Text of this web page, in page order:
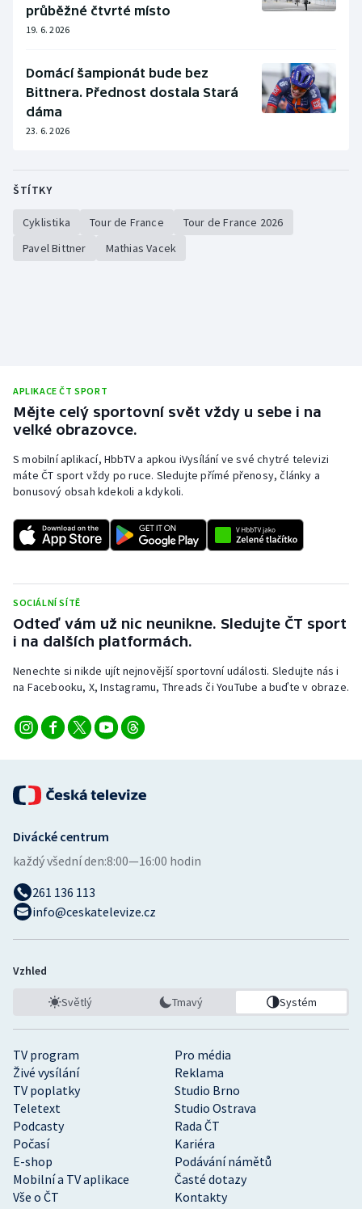
průběžné čtvrté místo
19. 6. 2026
Domácí šampionát bude bez
Bittnera. Přednost dostala Stará
dáma
23. 6. 2026
ŠTÍTKY
Cyklistika Tour de France
Tour de France 2026
Pavel Bittner
Mathias Vacek
APLIKACE ČT SPORT
Mějte celý sportovní svět vždy u sebe i na
velké obrazovce.
S mobilní aplikací, HbbTV a apkou iVysílání ve své chytré televizi
máte ČT sport vždy po ruce. Sledujte přímé přenosy, články a
bonusový obsah kdekoli a kdykoli.
SOCIÁLNÍ SÍTĚ
Odteď vám už nic neunikne. Sledujte ČT sport
i na dalších platformách.
Nenechte si nikde ujít nejnovější sportovní události. Sledujte nás i
na Facebooku, X, Instagramu, Threads či YouTube a buďte v obraze.
TV program
Pro média
Živé vysílání
Reklama
TV poplatky
Studio Brno
Teletext
Studio Ostrava
Podcasty
Rada ČT
Počasí
Kariéra
E-shop
Podávání námětů
Mobilní a TV aplikace
Časté dotazy
Vše o ČT
Kontakty
Divácké centrum
každý všední den:8:00—16:00 hodin
261 136 113
info@ceskatelevize.cz
Vzhled
Světlý Tmavý Systém